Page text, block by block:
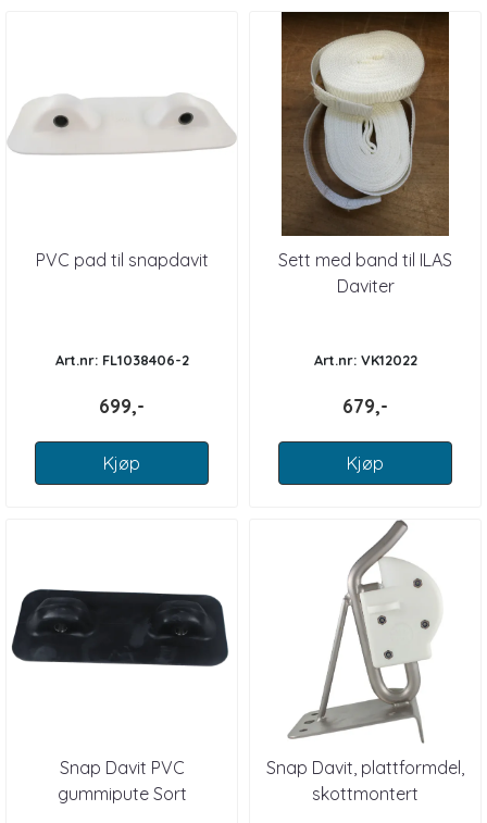
PVC pad til snapdavit
Art.nr: FL1038406-2
699,-
Kjøp
Sett med band til ILAS
Daviter
Art.nr: VK12022
679,-
Kjøp
Snap Davit PVC
gummipute Sort
Snap Davit, plattformdel,
skottmontert